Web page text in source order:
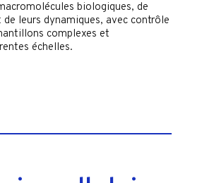
biologiques, de
leurs dynamiques, avec contrôle
complexes et
échelles.